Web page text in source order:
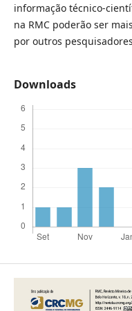
informação técnico-
na RMC poderão ser
por outros
Downloads